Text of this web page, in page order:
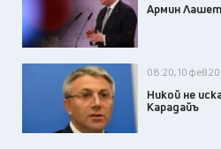
Армин
08:20, 10 фев
Никой не
Карадайъ